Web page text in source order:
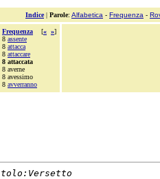
Indice| Parole: Alfabetica - Frequenza -
Frequenza [« »]
8 assente
8 attacca
8 attaccare
8 attaccata
8 averne
8 avessimo
8 avverranno